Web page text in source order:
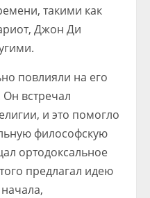
такими как
Джон Ди
повлияли на его
встречал
и это помогло
философскую
ортодоксальное
предлагал идею